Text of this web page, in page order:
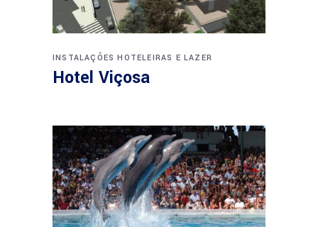
INSTALAÇÕES HOTELEIRAS E LAZER
Hotel Viçosa